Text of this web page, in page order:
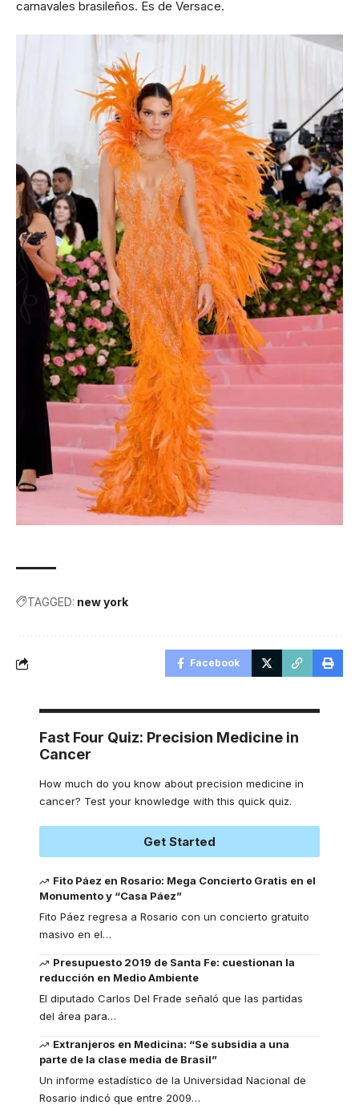
carnavales brasileños. Es de Versace.
TAGGED: new york
Facebook
Fast Four Quiz: Precision Medicine in
Cancer
How much do you know about precision medicine in
cancer? Test your knowledge with this quick quiz.
Get Started
Fito Páez en Rosario: Mega Concierto Gratis en el
Monumento y “Casa Páez”
Fito Páez regresa a Rosario con un concierto gratuito
masivo en el…
Presupuesto 2019 de Santa Fe: cuestionan la
reducción en Medio Ambiente
El diputado Carlos Del Frade señaló que las partidas
del área para…
Extranjeros en Medicina: “Se subsidia a una
parte de la clase media de Brasil”
Un informe estadístico de la Universidad Nacional de
Rosario indicó que entre 2009…